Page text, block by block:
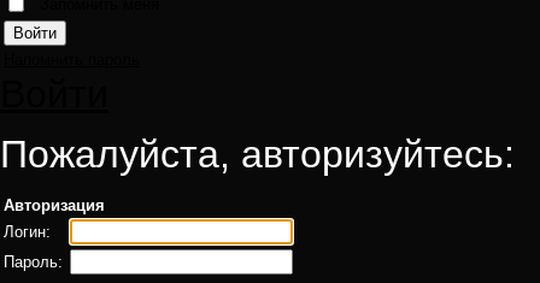
Пожалуйста, авторизуйтесь:
Авторизация
Логин:
Пароль: